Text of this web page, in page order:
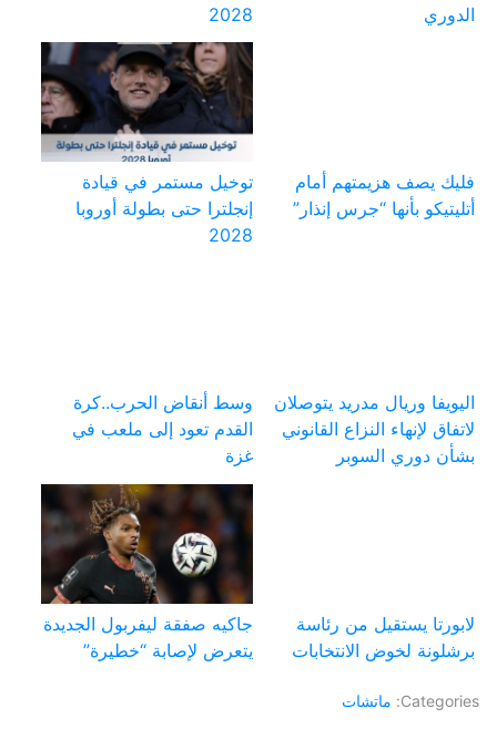
الدوري
2028
فليك يصف هزيمتهم أمام
أتليتيكو بأنها “جرس إنذار”
توخيل مستمر في قيادة
إنجلترا حتى بطولة أوروبا
2028
اليويفا وريال مدريد يتوصلان
لاتفاق لإنهاء النزاع القانوني
بشأن دوري السوبر
وسط أنقاض الحرب..كرة
القدم تعود إلى ملعب في
غزة
لابورتا يستقيل من رئاسة
برشلونة لخوض الانتخابات
جاكيه صفقة ليفربول الجديدة
يتعرض لإصابة “خطيرة”
Categories: ماتشات